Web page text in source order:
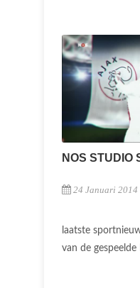
NOS STUDIO
24 Januari 2014
laatste
van de